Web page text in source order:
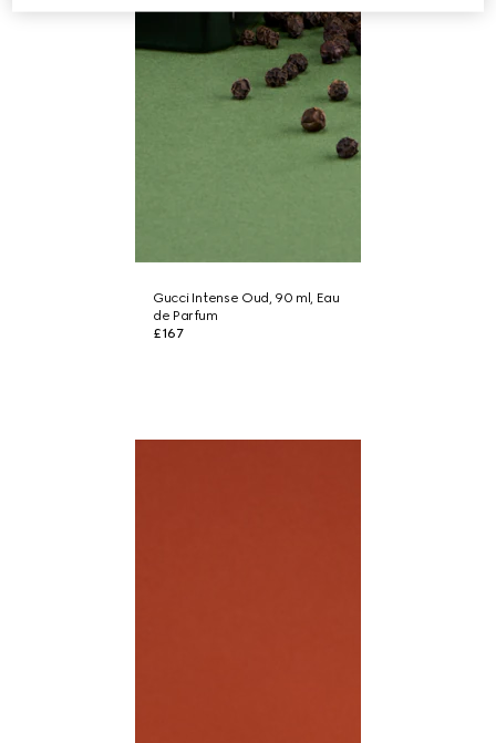
Gucci Intense Oud, 90 ml, Eau
de Parfum
£167